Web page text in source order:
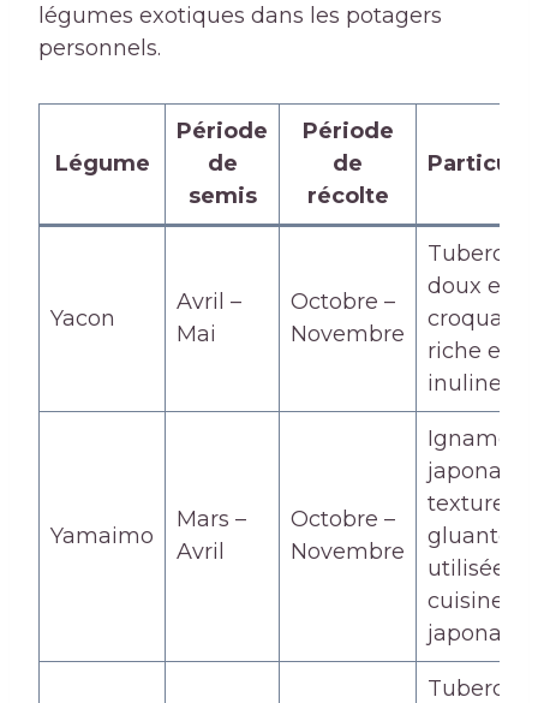
légumes exotiques dans les potagers
personnels.
Légume
Période
de
semis
Période
de
récolte
Yacon
Avril –
Mai
Octobre –
Novembre
Tubercule
doux et
croquant,
riche en
inuline
Yamaimo
Mars –
Avril
Octobre –
Novembre
Igname
japonaise
texture
gluante,
utilisée en
cuisine
japonaise
Tubercule